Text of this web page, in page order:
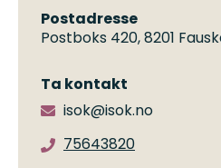
Postadresse
Postboks 420, 8201
Ta kontakt
isok@isok.no
75643820